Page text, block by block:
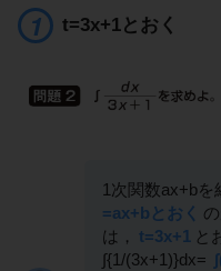
t=3x+1とおく
1次関数ax+bを
=ax+bとおく
は， t=3x+1 と
∫{1/(3x+1)}dx=